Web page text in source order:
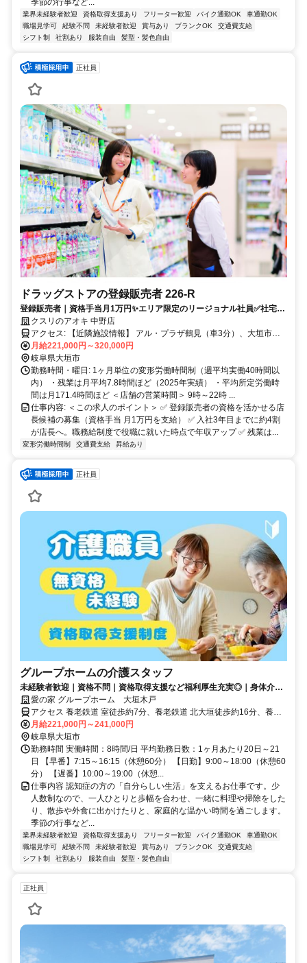
業界未経験者歓迎 資格取得支援あり フリーター歓迎 バイク通勤OK
車通勤OK
職場見学可
経験不問 未経験者歓迎 賞与あり ブランクOK
交通費支給
シフト制
社割あり 服装自由 髪型・髪色自由
正社員
ドラッグストアの登録販売者 226-R
登録販売者｜資格手当月1万円✨エリア限定のリージョナル社員✅社宅あ
り｜残業月7.8h
クスリのアオキ 中野店
アクセス: 【近隣施設情報】 アル・プラザ鶴見（車3分）、大垣市民
病院（車5分）、大垣市役所（車10分） 【近隣学校情報】 大垣女子
短期大学（車5分）
月給221,000円～320,000円
岐阜県大垣市
勤務時間・曜日: 1ヶ月単位の変形労働時間制（週平均実働40時間以
内） ・残業は月平均7.8時間ほど（2025年実績） ・平均所定労働時
間は月171.4時間ほど ＜店舗の営業時間＞ 9時～22時 ...
仕事内容: ＜この求人のポイント＞ ✅ 登録販売者の資格を活かせる店
長候補の募集（資格手当 月1万円を支給） ✅ 入社3年目までに約4割
が店長へ。職務給制度で役職に就いた時点で年収アップ ✅ 残業は...
変形労働時間制 交通費支給 昇給あり
正社員
グループホームの介護スタッフ
未経験者歓迎｜資格不問｜資格取得支援など福利厚生充実◎｜身体介助
少なめ（対話が中心）
愛の家 グループホーム 大垣木戸
アクセス 養老鉄道 室徒歩約7分、養老鉄道 北大垣徒歩約16分、養老
鉄道 西大垣徒歩約17分 養老線「室駅」より徒歩7分
月給221,000円～241,000円
岐阜県大垣市
勤務時間 実働時間：8時間/日 平均勤務日数：1ヶ月あたり20日～21
日 【早番】7:15～16:15（休憩60分） 【日勤】9:00～18:00（休憩60
分） 【遅番】10:00～19:00（休憩...
仕事内容 認知症の方の「自分らしい生活」を支えるお仕事です。少
人数制なので、一人ひとりと歩幅を合わせ、一緒に料理や掃除をした
り、散歩や外食に出かけたりと、家庭的な温かい時間を過ごします。
季節の行事など...
業界未経験者歓迎 資格取得支援あり フリーター歓迎 バイク通勤OK
車通勤OK
職場見学可
経験不問 未経験者歓迎 賞与あり ブランクOK
交通費支給
シフト制
社割あり 服装自由 髪型・髪色自由
正社員